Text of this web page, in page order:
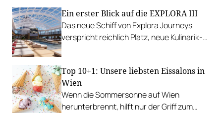
Gumpoldskirchen.
Ein erster Blick auf die EXPLORA III
Das neue Schiff von Explora Journeys
verspricht reichlich Platz, neue Kulinarik-
Top 10+1: Unsere liebsten Eissalons in
Wien
Wenn die Sommersonne auf Wien
herunterbrennt, hilft nur der Griff zum